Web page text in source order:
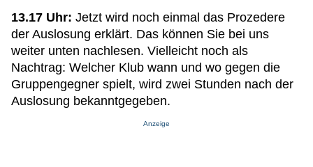
13.17 Uhr: Jetzt wird noch einmal das Prozedere
der Auslosung erklärt. Das können Sie bei uns
weiter unten nachlesen. Vielleicht noch als
Nachtrag: Welcher Klub wann und wo gegen die
Gruppengegner spielt, wird zwei Stunden nach der
Auslosung bekanntgegeben.
Anzeige